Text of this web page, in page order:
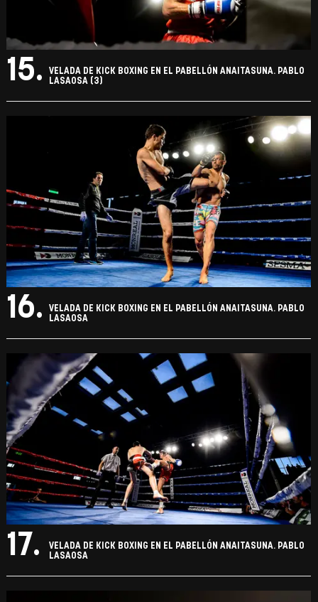
15.
VELADA DE KICK BOXING EN EL PABELLÓN ANAITASUNA. PABLO
LASAOSA (3)
16.
VELADA DE KICK BOXING EN EL PABELLÓN ANAITASUNA. PABLO
LASAOSA
17.
VELADA DE KICK BOXING EN EL PABELLÓN ANAITASUNA. PABLO
LASAOSA